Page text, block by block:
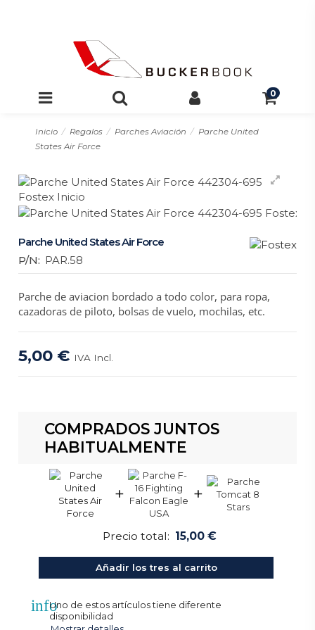
0
Inicio Regalos Parches Aviación
Parche United
States Air Force
Parche United States Air Force
P/N: PAR.58
Parche de aviacion bordado a todo color, para ropa,
cazadoras de piloto, bolsas de vuelo, mochilas, etc.
5,00 € IVA Incl.
COMPRADOS JUNTOS
HABITUALMENTE
+ +
Precio total: 15,00 €
Añadir los tres al carrito
infoUno de estos artículos tiene diferente
disponibilidad